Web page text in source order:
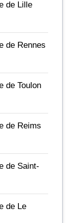
de Lille
de Rennes
de Toulon
de Reims
de Saint-
de Le